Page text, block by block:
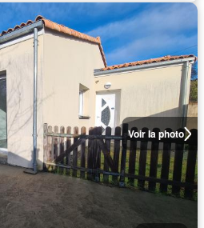
Voir la photo